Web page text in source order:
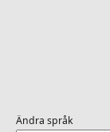
Ändra språk